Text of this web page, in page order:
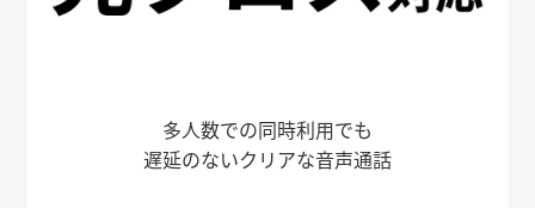
多人数での同時利用でも
遅延のないクリアな音声通話